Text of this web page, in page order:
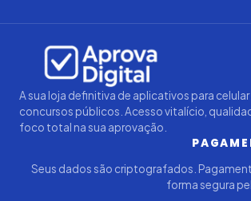
A sua loja definitiva de aplicativos para
concursos públicos. Acesso vitalício,
foco total na sua aprovação.
Seus dados são criptografados.
forma segura